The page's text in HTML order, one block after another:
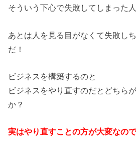
そういう下心で失敗してしまった
あとは人を見る目がなくて失敗し
だ！
ビジネスを構築するのと
ビジネスをやり直すのだとどちら
か？
実はやり直すことの方が大変なの